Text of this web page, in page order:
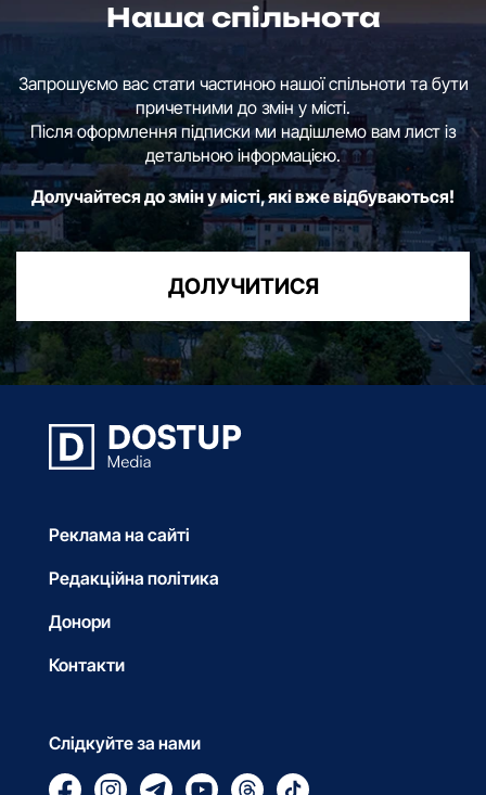
Наша спільнота
Запрошуємо вас стати частиною нашої спільноти та бути
причетними до змін у місті.
Після оформлення підписки ми надішлемо вам лист із
детальною інформацією.
Долучайтеся до змін у місті, які вже відбуваються!
ДОЛУЧИТИСЯ
Реклама на сайті
Редакційна політика
Донори
Контакти
Слідкуйте за нами